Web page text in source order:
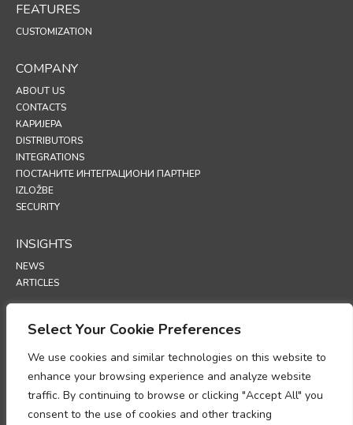
Select Your Cookie Preferences
We use cookies and similar technologies on this website to
enhance your browsing experience and analyze website
traffic. By continuing to browse or clicking "Accept All" you
consent to the use of cookies and other tracking
FEATURES
CUSTOMIZATION
COMPANY
ABOUT US
CONTACTS
КАРИЈЕРА
DISTRIBUTORS
INTEGRATIONS
ПОСТАНИТЕ ИНТЕГРАЦИОНИ ПАРТНЕР
IZLOŽBE
SECURITY
INSIGHTS
NEWS
ARTICLES
SUPPORT
POLICIES
ПОЛИТИКА ПРИВАТНОСТИ
ПОЛИТИКА О КОЛАЧИЋИМА